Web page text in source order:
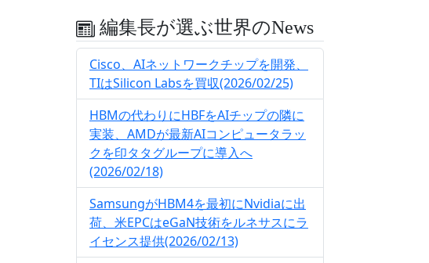
編集長が選ぶ世界のNews
Cisco、AIネットワークチップを開発、
TIはSilicon Labsを買収(2026/02/25)
HBMの代わりにHBFをAIチップの隣に
実装、AMDが最新AIコンピュータラッ
クを印タタグループに導入へ
(2026/02/18)
SamsungがHBM4を最初にNvidiaに出
荷、米EPCはeGaN技術をルネサスにラ
イセンス提供(2026/02/13)